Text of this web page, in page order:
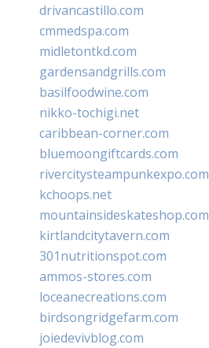
drivancastillo.com
cmmedspa.com
midletontkd.com
gardensandgrills.com
basilfoodwine.com
nikko-tochigi.net
caribbean-corner.com
bluemoongiftcards.com
rivercitysteampunkexpo.com
kchoops.net
mountainsideskateshop.com
kirtlandcitytavern.com
301nutritionspot.com
ammos-stores.com
loceanecreations.com
birdsongridgefarm.com
joiedevivblog.com